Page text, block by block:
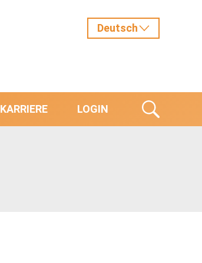
KARRIERE LOGIN